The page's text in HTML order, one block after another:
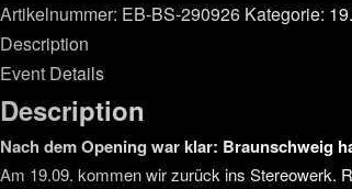
Artikelnummer: EB-BS-290926 Kategorie:
Description
Event Details
Description
Nach dem Opening war klar: Braunschweig
Am 19.09. kommen wir zurück ins Stereowerk.